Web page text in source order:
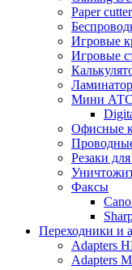
Paper
Игровые
Игровые
Мини АТС
Офисные
Резаки
Факсы
Переходники и
Adapters
Adapters